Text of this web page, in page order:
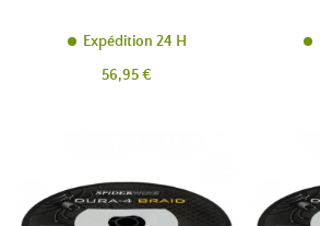
Expédition 24 H
Prix
56,95 €